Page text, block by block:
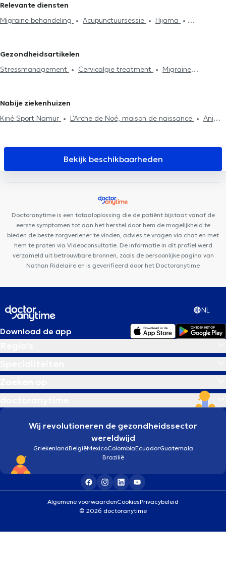
Assesse
Osteopaten in Profondeville
Osteopaten in Bioul
Osteopaten in Sombreffe
Osteopaten
Relevante diensten
Migraine behandeling
Acupunctuursessie
Hijama
Huisbezoek
Articulatieproblemen
Kaakproblemen
Consultatie zuigelingen
Consultatie
Gezondheidsartikelen
Stressmanagement
Cervicalgie treatment
Migraine
Nabije ziekenhuizen
Kiné Sport Namur
L'Arche de Noé, maison de naissance
Anima
VOCLIdental TEMPLOUX
MedicEnergy
Institut du poids de Namur
Equip'santé
VOCLIdental Clinic
Centre Médical et Paramédical Wépion
d'ostéopathie Gembloux Fabian Laval
Bekijk beschikbaarheden
Doctoranytime is een totaaloplossing die de patiënt bijstaat vanaf de
eerste symptomen tot aan het herstel door hem de mogelijkheid te
bieden de beste zorgverlener te vinden, advies te vragen via chat en met
hem te praten via Videoconsultatie. De informatie in dit profiel werd
verzameld uit betrouwbare bronnen, zoals de persoonlijke pagina van
Nathan Ridelaire en is geverifieerd door het Doctoranytime
NL
Download de app
Wij revolutioneren de gezondheidssector
wereldwijd
GriekenlandBelgiëMexicoColombiaEcuadorGuatemala
Brazilië
Algemene voorwaardenCookiesPrivacybeleid
© 2026 doctoranytime